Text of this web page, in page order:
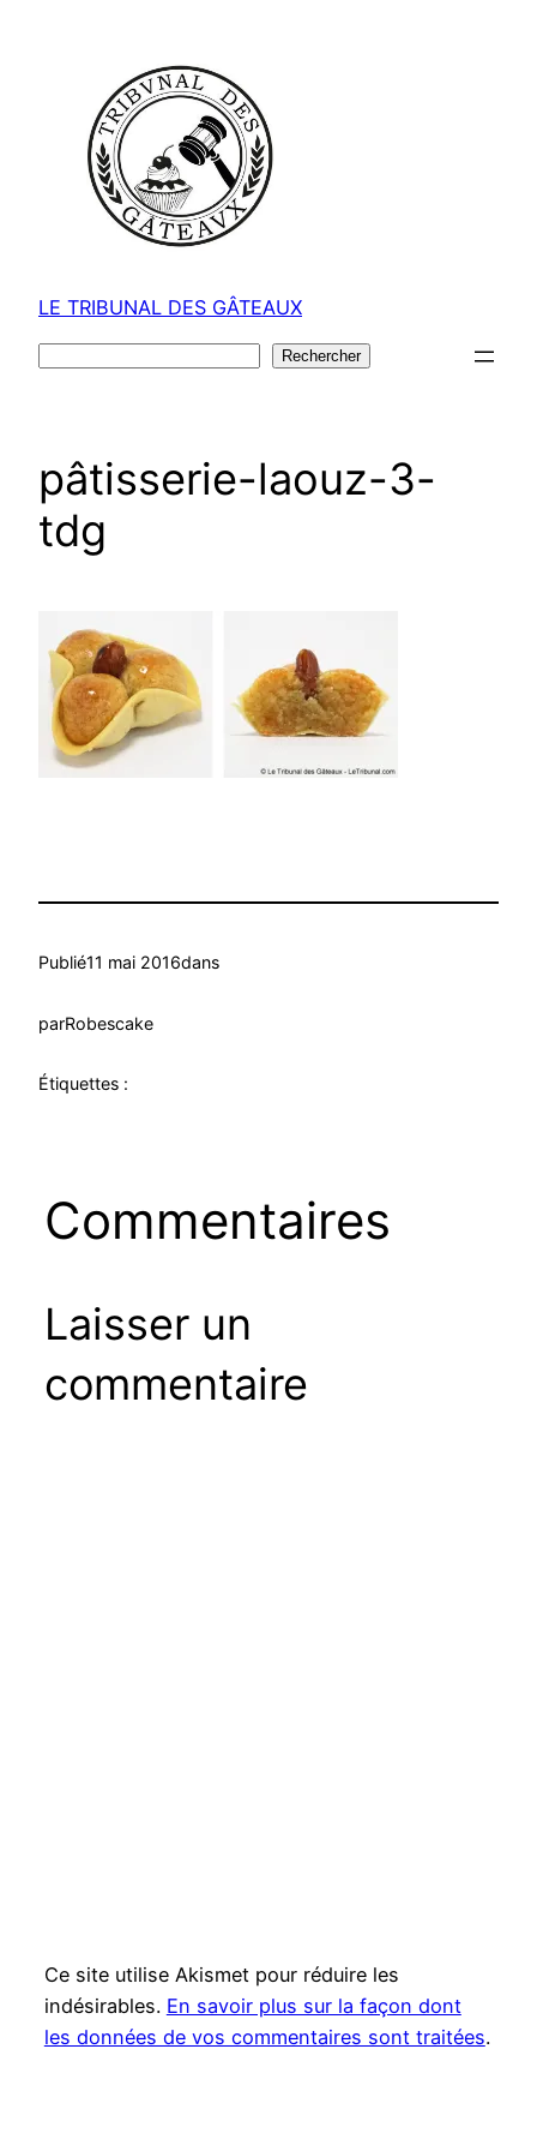
LE TRIBUNAL DES GÂTEAUX
Rechercher
pâtisserie-laouz-3-
tdg
Publié11 mai 2016dans
parRobescake
Étiquettes :
Commentaires
Laisser un
commentaire
Ce site utilise Akismet pour réduire les
indésirables. En savoir plus sur la façon dont
les données de vos commentaires sont traitées.